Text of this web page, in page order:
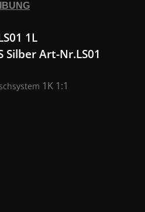
1L
Silber Art-Nr.LS01
1K 1:1